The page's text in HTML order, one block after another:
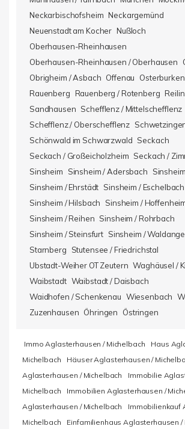
Neckarbischofsheim Neckargemünd
Neuenstadt am Kocher Nußloch
Oberhausen-Rheinhausen
Oberhausen-Rheinhausen / Oberhausen
Obrigheim / Asbach Offenau Osterburken
Rauenberg Rauenberg / Rotenberg
Sandhausen Schefflenz / Mittelschefflenz
Schefflenz / Oberschefflenz
Schönwald im Schwarzwald Seckach
Seckach / Großeicholzheim Seckach /
Sinsheim
Sinsheim / Adersbach
Sinsheim / Ehrstädt Sinsheim / Eschelbach
Sinsheim / Hilsbach
Sinsheim /
Sinsheim / Reihen Sinsheim / Rohrbach
Sinsheim / Steinsfurt Sinsheim /
Starnberg
Stutensee / Friedrichstal
Ubstadt-Weiher OT Zeutern Waghäusel /
Waibstadt Waibstadt / Daisbach
Waidhofen / Schenkenau Wiesenbach
Zuzenhausen Öhringen Östringen
Immo Aglasterhausen / Michelbach
Haus
Michelbach
Häuser Aglasterhausen /
Aglasterhausen / Michelbach
Immobilie
Michelbach
Immobilien Aglasterhausen /
Aglasterhausen / Michelbach
Immobilienkauf
Michelbach
Einfamilienhaus Aglasterhausen /